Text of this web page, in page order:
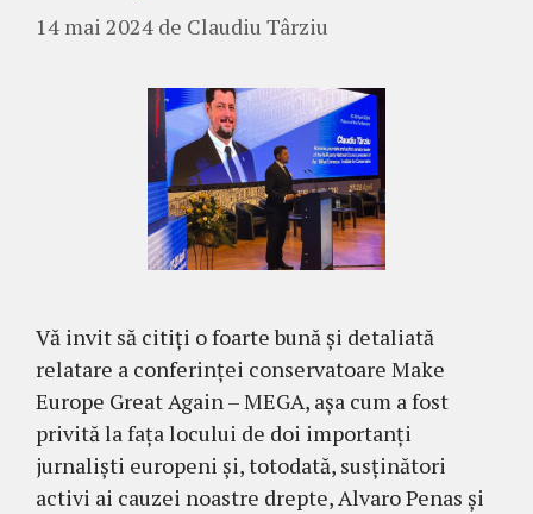
14 mai 2024 de Claudiu Târziu
Vă invit să citiți o foarte bună și detaliată
relatare a conferinței conservatoare Make
Europe Great Again – MEGA, așa cum a fost
privită la fața locului de doi importanți
jurnaliști europeni și, totodată, susținători
activi ai cauzei noastre drepte, Alvaro Penas și